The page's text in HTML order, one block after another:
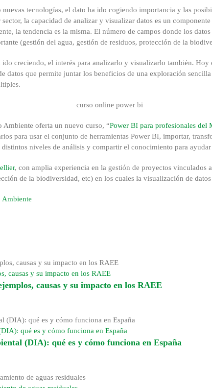
tecnologías, el dato ha ido cogiendo importancia y las
la capacidad de analizar y visualizar datos es un
la tendencia es la misma. El número de campos donde los
(gestión del agua, gestión de residuos, protección de la
ido creciendo, el interés para analizarlo y visualizarlo también.
datos que permite juntar los beneficios de una exploración
oferta un nuevo curso, “Power BI para profesionales del
para usar el conjunto de herramientas Power BI, importar,
niveles de análisis y compartir el conocimiento para
, con amplia experiencia en la gestión de proyectos vinculados
de la biodiversidad, etc) en los cuales la visualización de
Ambiente
causas y su impacto en los RAEE
causas y su impacto en los RAEE
qué es y cómo funciona en España
(DIA): qué es y cómo funciona en España